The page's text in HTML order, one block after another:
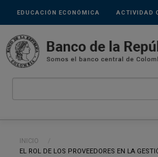
Pasar al contenido principal
Links
secundarios
ACTIVIDAD
EDUCACIÓN ECONÓMICA
Ruta de navegación
INICIO
CURRENT:
EL ROL DE LOS PROVEEDORES EN LA